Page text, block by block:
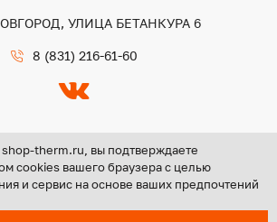
УЛИЦА БЕТАНКУРА 6
8 (831) 216-61-60
@ 2026 ООО «ЦЕНТР ГРУПП НН»
конфиденциальности
therm.ru, вы подтверждаете
cookies вашего браузера с целью
и сервис на основе ваших предпочтений